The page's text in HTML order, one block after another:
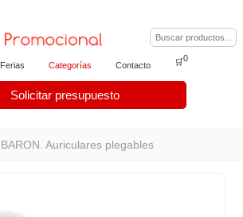
Ferias Categorías Contacto
Solicitar presupuesto
🛒0
BARON. Auriculares plegables